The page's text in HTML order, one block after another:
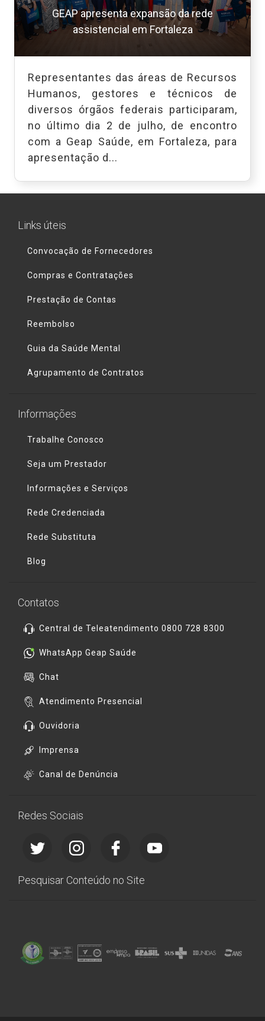
GEAP apresenta expansão da rede
assistencial em Fortaleza
Representantes das áreas de Recursos
Humanos, gestores e técnicos de
diversos órgãos federais participaram,
no último dia 2 de julho, de encontro
com a Geap Saúde, em Fortaleza, para
apresentação d...
Links úteis
Convocação de Fornecedores
Compras e Contratações
Prestação de Contas
Reembolso
Guia da Saúde Mental
Agrupamento de Contratos
Informações
Trabalhe Conosco
Seja um Prestador
Informações e Serviços
Rede Credenciada
Rede Substituta
Blog
Contatos
Central de Teleatendimento 0800 728 8300
WhatsApp Geap Saúde
Chat
Atendimento Presencial
Ouvidoria
Imprensa
Canal de Denúncia
Redes Sociais
Pesquisar Conteúdo no Site